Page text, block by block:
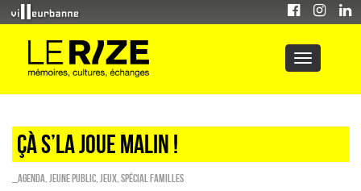
ÇÀ S’LA JOUE MALIN !
_Agenda Jeune public Jeux Spécial familles